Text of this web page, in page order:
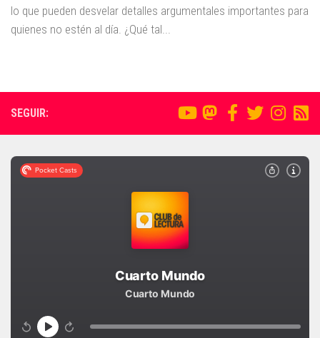
lo que pueden desvelar detalles argumentales importantes para
quienes no estén al día. ¿Qué tal...
SEGUIR: